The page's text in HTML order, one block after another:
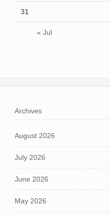
« Jul
31
Archives
August 2026
July 2026
June 2026
May 2026